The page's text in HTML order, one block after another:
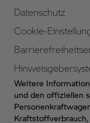
Datenschutz
Cookie-
Weitere
und den offiziellen